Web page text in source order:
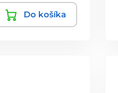
Do košíka